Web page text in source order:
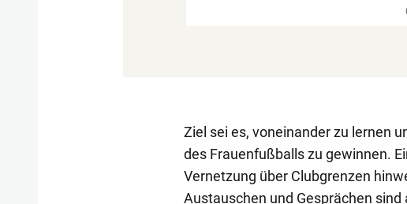
Ziel sei es, voneinander zu lernen
des Frauenfußballs zu gewinnen.
Vernetzung über Clubgrenzen
Austauschen und Gesprächen sind